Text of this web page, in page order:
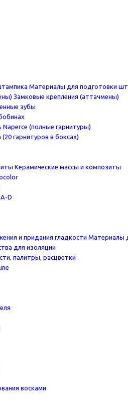
Материалы для подготовки
Замковые крепления (аттачмены)
зубы
Naperce (полные гарнитуры)
гарнитуров в боксах)
Керамические массы и композиты
D
Материалы
для изоляции
палитры, расцветки
восками